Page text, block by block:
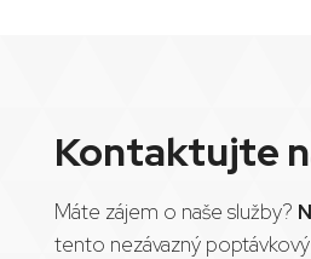
Kontaktujte
Máte zájem o naše služby?
tento nezávazný